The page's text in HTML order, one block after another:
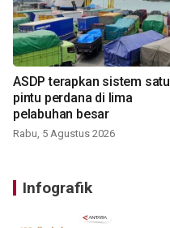
ASDP terapkan sistem satu
pintu perdana di lima
pelabuhan besar
Rabu, 5 Agustus 2026
Infografik